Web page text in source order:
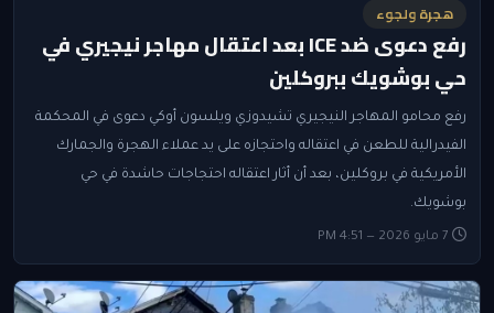
هجرة ولجوء
رفع دعوى ضد ICE بعد اعتقال مهاجر نيجيري في
حي بوشويك ببروكلين
رفع محامو المهاجر النيجيري تشيدوزي ويلسون أوكي دعوى في المحكمة
الفيدرالية للطعن في اعتقاله واحتجازه على يد عملاء الهجرة والجمارك
الأمريكية في بروكلين، بعد أن أثار اعتقاله احتجاجات حاشدة في حي
بوشويك.